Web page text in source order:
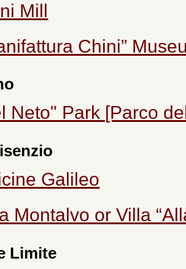
Mill
Chini”
Neto" Park [Parco
Galileo
Montalvo or Villa
Limite